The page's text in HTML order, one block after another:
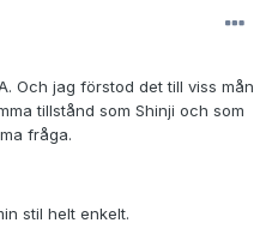
Och jag förstod det till viss mån
tillstånd som Shinji och som
fråga.
stil helt enkelt.